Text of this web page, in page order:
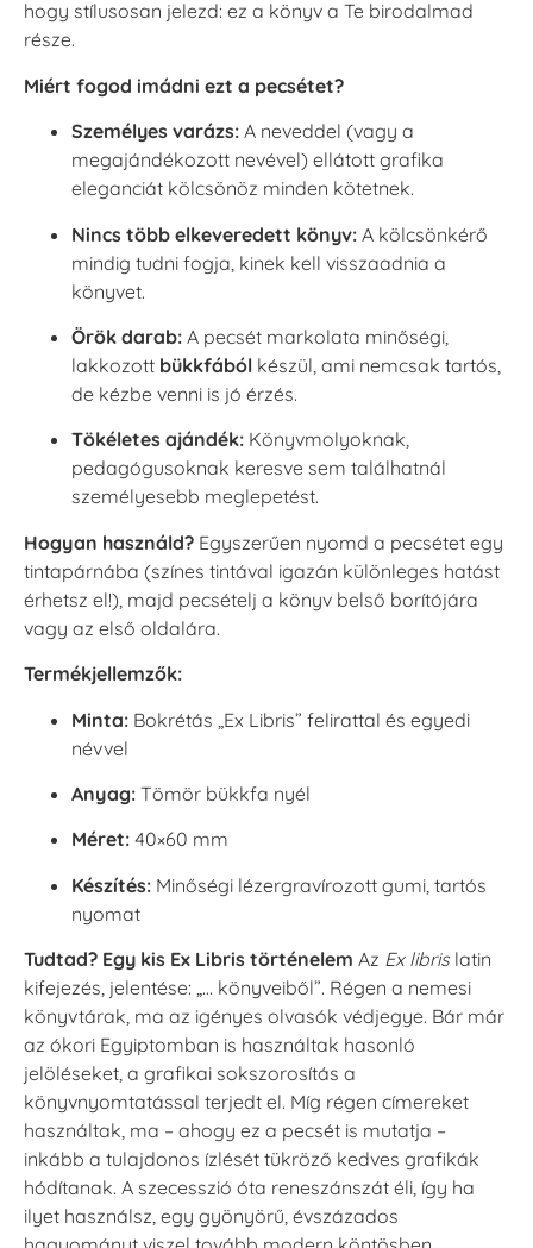
hogy stílusosan jelezd: ez a könyv a Te birodalmad
része.
Miért fogod imádni ezt a pecsétet?
Személyes varázs: A neveddel (vagy a
megajándékozott nevével) ellátott grafika
eleganciát kölcsönöz minden kötetnek.
Nincs több elkeveredett könyv: A kölcsönkérő
mindig tudni fogja, kinek kell visszaadnia a
könyvet.
Örök darab: A pecsét markolata minőségi,
lakkozott bükkfából készül, ami nemcsak tartós,
de kézbe venni is jó érzés.
Tökéletes ajándék: Könyvmolyoknak,
pedagógusoknak keresve sem találhatnál
személyesebb meglepetést.
Hogyan használd? Egyszerűen nyomd a pecsétet egy
tintapárnába (színes tintával igazán különleges hatást
érhetsz el!), majd pecsételj a könyv belső borítójára
vagy az első oldalára.
Termékjellemzők:
Minta: Bokrétás „Ex Libris” felirattal és egyedi
névvel
Anyag: Tömör bükkfa nyél
Méret: 40×60 mm
Készítés: Minőségi lézergravírozott gumi, tartós
nyomat
Tudtad? Egy kis Ex Libris történelem Az Ex libris latin
kifejezés, jelentése: „… könyveiből”. Régen a nemesi
könyvtárak, ma az igényes olvasók védjegye. Bár már
az ókori Egyiptomban is használtak hasonló
jelöléseket, a grafikai sokszorosítás a
könyvnyomtatással terjedt el. Míg régen címereket
használtak, ma – ahogy ez a pecsét is mutatja –
inkább a tulajdonos ízlését tükröző kedves grafikák
hódítanak. A szecesszió óta reneszánszát éli, így ha
ilyet használsz, egy gyönyörű, évszázados